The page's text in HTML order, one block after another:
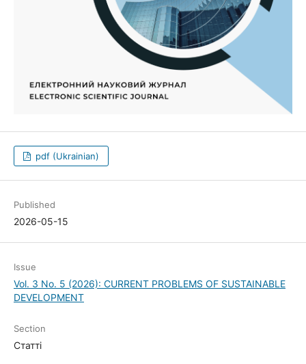
pdf (Ukrainian)
Published
2026-05-15
Issue
Vol. 3 No. 5 (2026): CURRENT PROBLEMS OF SUSTAINABLE
DEVELOPMENT
Section
Статті